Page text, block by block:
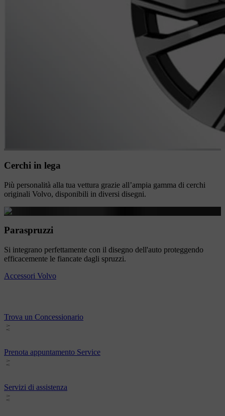
Cerchi in lega
Più personalità alla tua vettura grazie all’ampia gamma di cerchi
originali Volvo, disponibili in diversi disegni.
Paraspruzzi
Si integrano perfettamente con il disegno dell'auto proteggendo
efficacemente le fiancate dagli spruzzi.
Accessori Volvo
Trova un Concessionario
Prenota appuntamento Service
Servizi di assistenza